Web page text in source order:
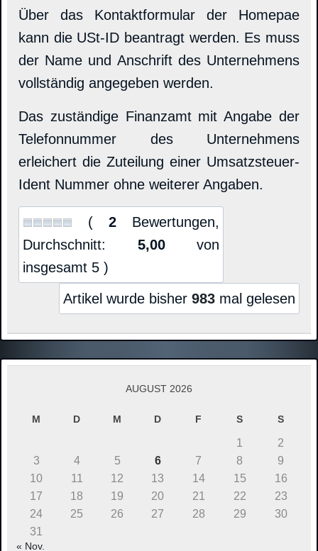
Über das Kontaktformular der Homepae
kann die USt-ID beantragt werden. Es muss
der Name und Anschrift des Unternehmens
vollständig angegeben werden.
Das zuständige Finanzamt mit Angabe der
Telefonnummer des Unternehmens
erleichert die Zuteilung einer Umsatzsteuer-
Ident Nummer ohne weiterer Angaben.
(2 Bewertungen,
Durchschnitt: 5,00von
insgesamt 5 )
Artikel wurde bisher 983 mal gelesen
AUGUST 2026
M D M D F S S
1
2
3
4 5 6 7 8
9
10
11 12 13 14 15
16
17
18 19 20 21 22
23
24
25 26 27 28 29
30
31
« Nov.